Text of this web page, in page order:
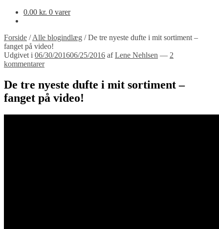
0.00 kr. 0 varer
Forside /Alle blogindlæg /De tre nyeste dufte i mit sortiment –
fanget på video!
Udgivet i 06/30/201606/25/2016 afLene Nehlsen — 2
kommentarer
De tre nyeste dufte i mit sortiment –
fanget på video!